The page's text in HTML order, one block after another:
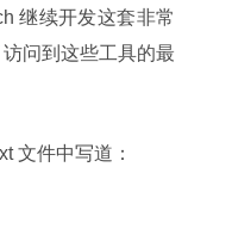
继续开发这套非常
访问到这些工具的最
文件中写道：